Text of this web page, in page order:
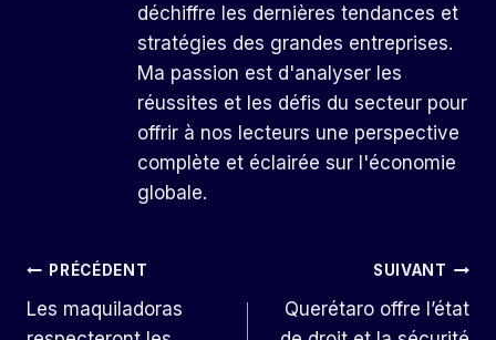
déchiffre les dernières tendances et
stratégies des grandes entreprises.
Ma passion est d'analyser les
réussites et les défis du secteur pour
offrir à nos lecteurs une perspective
complète et éclairée sur l'économie
globale.
Navigation
De
PRÉCÉDENT
Les maquiladoras
SUIVANT
Querétaro offre l’état